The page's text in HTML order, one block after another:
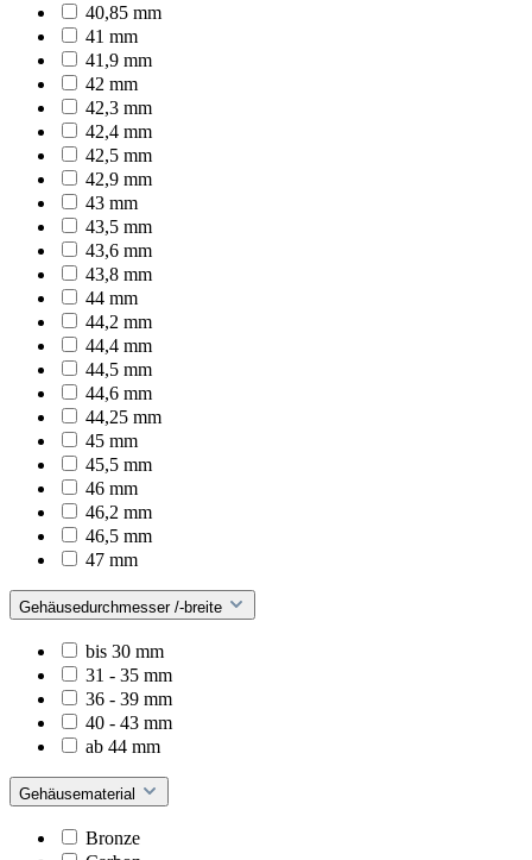
40,85 mm
41 mm
41,9 mm
42 mm
42,3 mm
42,4 mm
42,5 mm
42,9 mm
43 mm
43,5 mm
43,6 mm
43,8 mm
44 mm
44,2 mm
44,4 mm
44,5 mm
44,6 mm
44,25 mm
45 mm
45,5 mm
46 mm
46,2 mm
46,5 mm
47 mm
Gehäusedurchmesser /-breite
bis 30 mm
31 - 35 mm
36 - 39 mm
40 - 43 mm
ab 44 mm
Gehäusematerial
Bronze